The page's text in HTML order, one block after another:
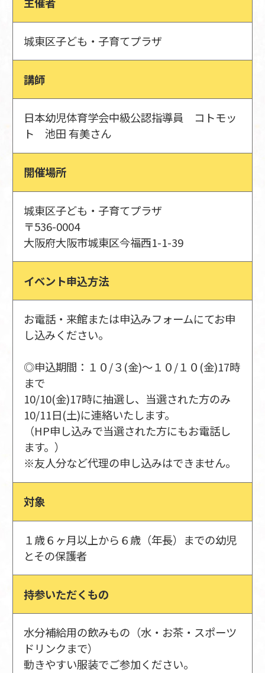
城東区子ども・子育てプラザ
講師
日本幼児体育学会中級公認指導員 コトモッ
ト 池田 有美さん
開催場所
城東区子ども・子育てプラザ
〒536-0004
大阪府大阪市城東区今福西1-1-39
イベント申込方法
お電話・来館または申込みフォームにてお申
し込みください。
◎申込期間：１０/３(金)～１０/１０(金)17時
まで
10/10(金)17時に抽選し、当選された方のみ
10/11日(土)に連絡いたします。
（HP申し込みで当選された方にもお電話し
ます。）
※友人分など代理の申し込みはできません。
対象
１歳６ヶ月以上から６歳（年長）までの幼児
とその保護者
持参いただくもの
水分補給用の飲みもの（水・お茶・スポーツ
ドリンクまで）
動きやすい服装でご参加ください。